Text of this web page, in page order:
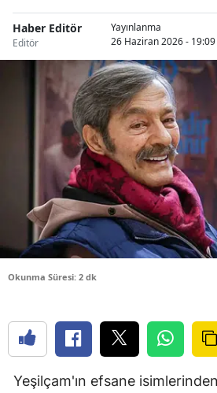
Haber Editör
Editör
Yayınlanma
26 Haziran 2026 - 19:09
Okunma Süresi: 2 dk
Yeşilçam'ın efsane